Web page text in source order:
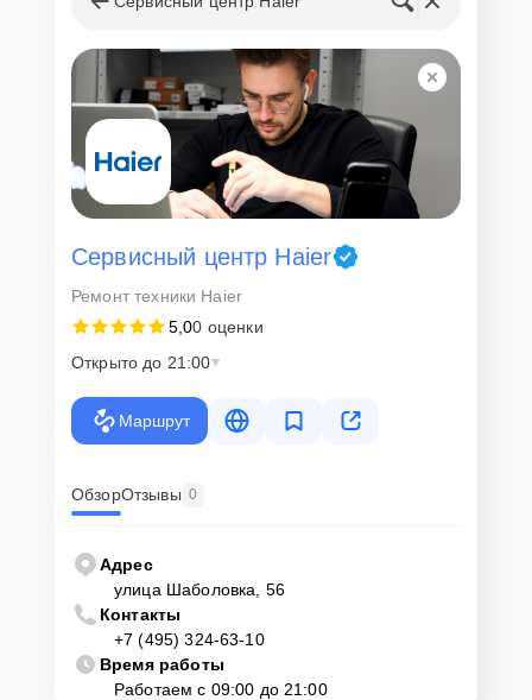
Ответственность за
технику
Сервисный центр Servicecenter-Haier несет полную
ответственность за сохранность техники и безопасность личных
данных на ремонтируемых устройствах клиентов, в соответствии с
действующим законодательством Российской Федерации.
Как начать ремонт
Для запуска процесса ремонта кондиционера Haier HSU-
09HNF303 нужно просто оставить
телефону горячей линии: +7 (495) 324-63-10. Наши специалисты
оперативно проконсультируют по всем необходимым вопросам,
запишут на диагностику, подскажут с вариантами курьерской
Сервисный центр Haier
Ремонт техники Haier
5,00 оценки
Открыто до 21:00
Маршрут
ОбзорОтзывы 0
Адрес
улица Шаболовка, 56
Контакты
+7 (495) 324-63-10
Время работы
Работаем с 09:00 до 21:00